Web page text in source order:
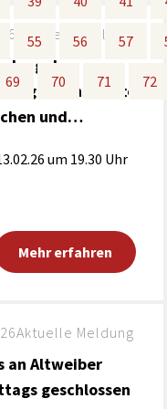
55 56 57
69 70 71 72
Pressemitteilung
der
und…
um 19.30 Uhr
Mehr erfahren
Aktuelle Meldung
an Altweiber
geschlossen
55 56 57
69 70 71 72